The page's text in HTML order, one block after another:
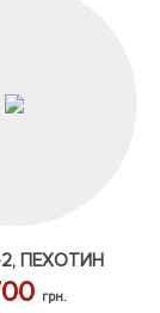
ПЕХОТИН
грн.